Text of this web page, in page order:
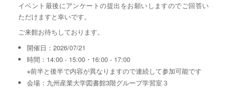
イベント最後にアンケートの提出をお願いしますのでご回答い
ただけますと幸いです。
ご来館お待ちしております。
開催日：2026/07/21
時間：14:00 - 15:00・16:00 - 17:00
※前半と後半で内容が異なりますので連続して参加可能です
会場：九州産業大学図書館3階グループ学習室３